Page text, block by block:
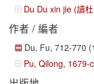
Du Du xin jie (讀
作者 / 編者
Du, Fu, 712-770
Pu, Qilong, 1679-